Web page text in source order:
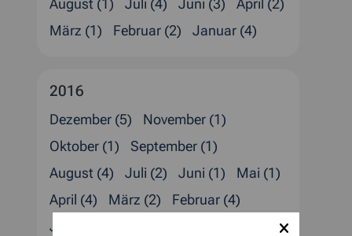
August (1) Juli (4) Juni (3)
April (2)
März (1)
Februar (2) Januar (4)
2016
Dezember (5)
November (1)
Oktober (1)
September (1)
August (4)
Juli (2) Juni (1)
Mai (1)
April (4)
März (2)
Februar (4)
Januar (3)